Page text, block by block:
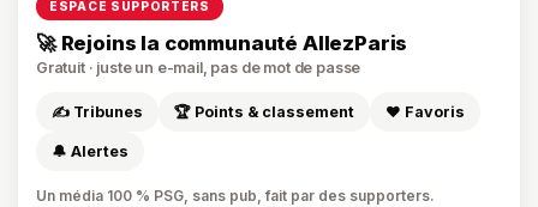
ESPACE SUPPORTERS
🚀 Rejoins la communauté AllezParis
Gratuit · juste un e-mail, pas de mot de passe
✍️ Tribunes 🏆 Points & classement ❤️ Favoris
🔔 Alertes
Un média 100 % PSG, sans pub, fait par des supporters.